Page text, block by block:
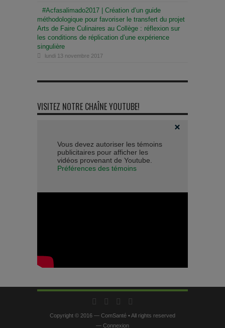
#Acfasalimado2017 | Création d’un guide
méthodologique pour favoriser le transfert du projet
Arts de Faire Culinaires au Collège : réflexion sur
les conditions de réplication d’une expérience
singulière
lundi 13 novembre 2017
VISITEZ NOTRE CHAÎNE YOUTUBE!
Vous devez autoriser les témoins
publicitaires pour afficher les
vidéos provenant de Youtube.
Préférences des témoins
Copyright © 2016 — ComSanté • All rights reserved
— Connexion